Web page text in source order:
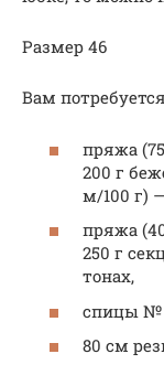
Размер 46
Вам
пряжа
200 г
м/100 г)
пряжа
250 г
тонах,
спицы №
80 см